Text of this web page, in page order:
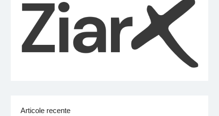
Articole recente